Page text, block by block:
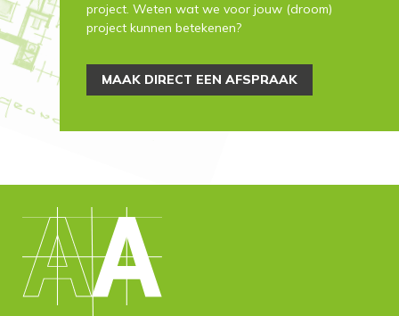
project. Weten wat we voor jouw (droom)
project kunnen betekenen?
MAAK DIRECT EEN AFSPRAAK